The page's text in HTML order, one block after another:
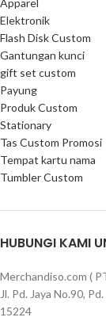
Apparel
Elektronik
Flash Disk Custom
Gantungan kunci
gift set custom
Payung
Produk Custom
Stationary
Tas Custom Promosi
Tempat kartu nama
Tumbler Custom
HUBUNGI KAMI
Merchandiso.com (
Jl. Pd. Jaya No.90,
15224